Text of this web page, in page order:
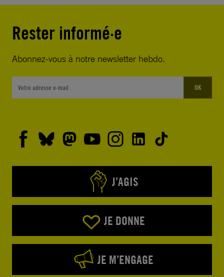
Rester informé·e
Abonnez-vous à notre newsletter hebdo.
OK
J’AGIS
JE DONNE
JE M’ENGAGE